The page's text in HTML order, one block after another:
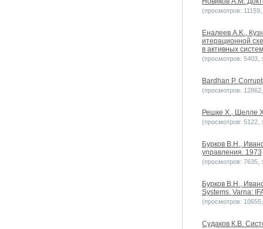
(просмотров:
Еналеев A.K.,
итерационной
в активных
(просмотров: 5403,
Bardhan P.
(просмотров:
Решке Х., Шелле
(просмотров: 5122,
Бурков B.H.,
управления. 1973
(просмотров: 7635,
Бурков B.H.,
Systems. Varna:
(просмотров:
Судаков К.В.